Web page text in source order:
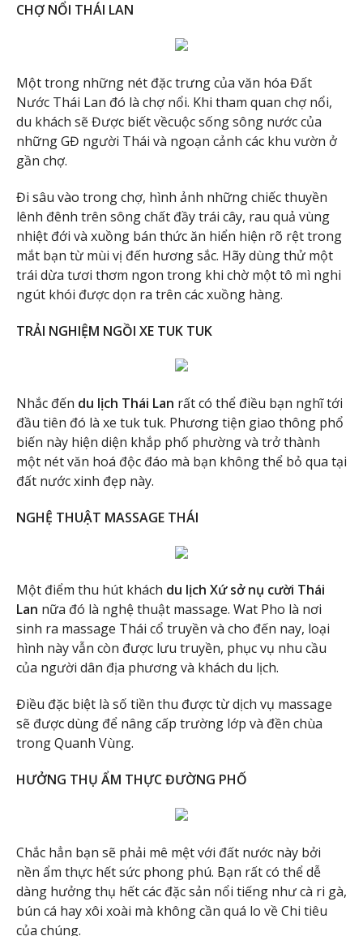
CHỢ NỔI THÁI LAN
Một trong những nét đặc trưng của văn hóa Đất
Nước Thái Lan đó là chợ nổi. Khi tham quan chợ nổi,
du khách sẽ Được biết vềcuộc sống sông nước của
những GĐ người Thái và ngoạn cảnh các khu vườn ở
gần chợ.
Đi sâu vào trong chợ, hình ảnh những chiếc thuyền
lênh đênh trên sông chất đầy trái cây, rau quả vùng
nhiệt đới và xuồng bán thức ăn hiển hiện rõ rệt trong
mắt bạn từ mùi vị đến hương sắc. Hãy dùng thử một
trái dừa tươi thơm ngon trong khi chờ một tô mì nghi
ngút khói được dọn ra trên các xuồng hàng.
TRẢI NGHIỆM NGỒI XE TUK TUK
Nhắc đến du lịch Thái Lan rất có thể điều bạn nghĩ tới
đầu tiên đó là xe tuk tuk. Phương tiện giao thông phổ
biến này hiện diện khắp phố phường và trở thành
một nét văn hoá độc đáo mà bạn không thể bỏ qua tại
đất nước xinh đẹp này.
NGHỆ THUẬT MASSAGE THÁI
Một điểm thu hút khách du lịch Xứ sở nụ cười Thái
Lan nữa đó là nghệ thuật massage. Wat Pho là nơi
sinh ra massage Thái cổ truyền và cho đến nay, loại
hình này vẫn còn được lưu truyền, phục vụ nhu cầu
của người dân địa phương và khách du lịch.
Điều đặc biệt là số tiền thu được từ dịch vụ massage
sẽ được dùng để nâng cấp trường lớp và đền chùa
trong Quanh Vùng.
HƯỞNG THỤ ẨM THỰC ĐƯỜNG PHỐ
Chắc hẳn bạn sẽ phải mê mệt với đất nước này bởi
nền ẩm thực hết sức phong phú. Bạn rất có thể dễ
dàng hưởng thụ hết các đặc sản nổi tiếng như cà ri gà,
bún cá hay xôi xoài mà không cần quá lo về Chi tiêu
của chúng.